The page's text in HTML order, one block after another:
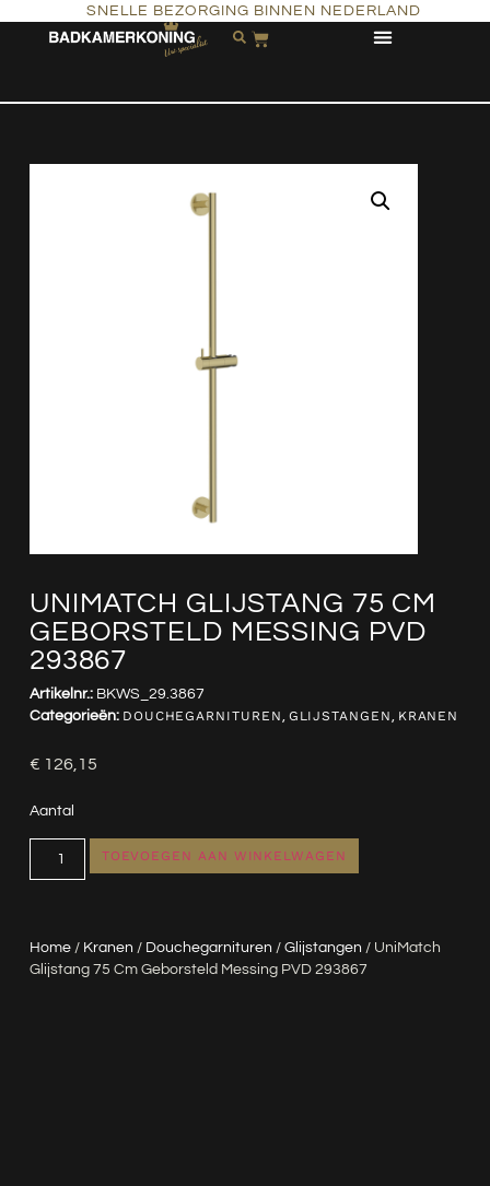
SNELLE BEZORGING BINNEN NEDERLAND
UNIMATCH GLIJSTANG 75 CM
GEBORSTELD MESSING PVD
293867
Home/ Kranen / Douchegarnituren / Glijstangen / UniMatch
Glijstang 75 Cm Geborsteld Messing PVD 293867
Artikelnr.: BKWS_29.3867
Categorieën: DOUCHEGARNITUREN, GLIJSTANGEN, KRANEN
€ 126,15
Aantal
TOEVOEGEN AAN WINKELWAGEN